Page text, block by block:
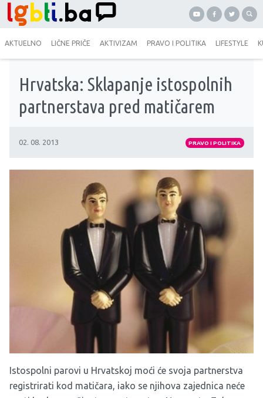
AKTUELNO LIČNE PRIČE AKTIVIZAM PRAVO I POLITIKA LIFESTYLE
Hrvatska: Sklapanje istospolnih
partnerstava pred matičarem
02. 08. 2013 PRAVO I POLITIKA
Istospolni parovi u Hrvatskoj moći će svoja partnerstva
registrirati kod matičara, iako se njihova zajednica neće